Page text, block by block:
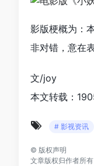
影版梗概为：
非对错，意在
文/joy
本文转载：
# 影视资讯
© 版权声明
文章版权归作者所